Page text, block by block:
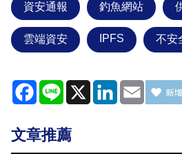
資安通報 釣魚網站
雲端資安 IPFS 不安
Facebook
Line X LinkedIn
Email
文章推薦